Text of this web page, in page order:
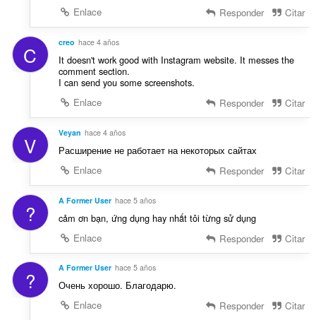
Enlace
Responder Citar
C creo hace 4 años
It doesn't work good with Instagram website. It messes the
comment section.
I can send you some screenshots.
Enlace
Responder Citar
V Veyan hace 4 años
Расширение не работает на некоторых сайтах
Enlace
Responder Citar
? A Former User hace 5 años
cảm ơn bạn, ứng dụng hay nhất tôi từng sử dụng
Enlace
Responder Citar
? A Former User hace 5 años
Очень хорошо. Благодарю.
Enlace
Responder Citar